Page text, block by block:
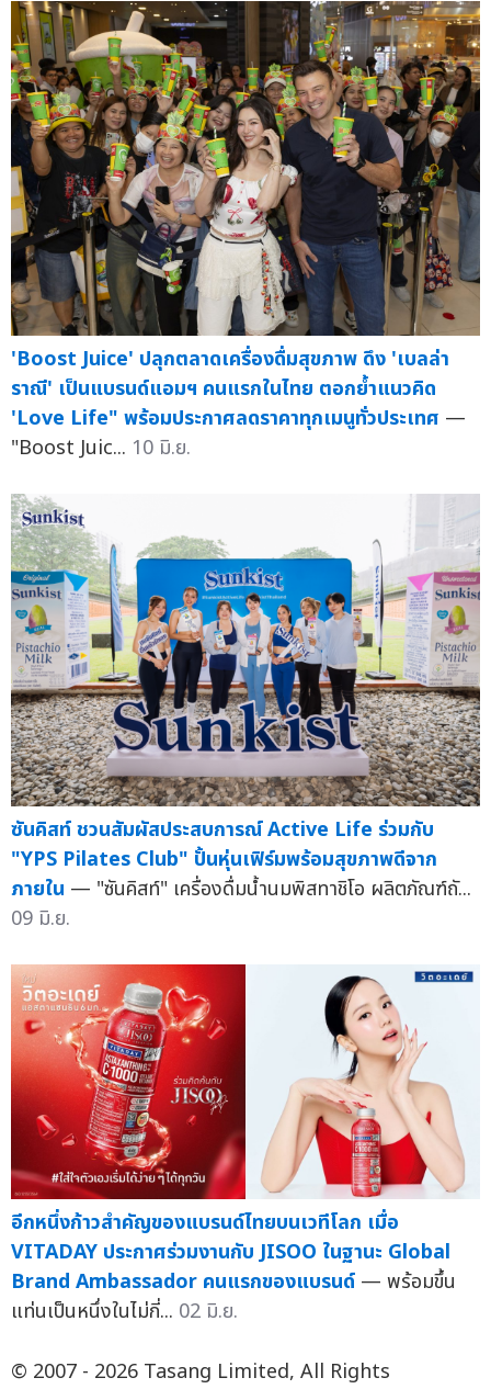
'Boost Juice' ปลุกตลาดเครื่องดื่มสุขภาพ ดึง 'เบลล่า
ราณี' เป็นแบรนด์แอมฯ คนแรกในไทย ตอกย้ำแนวคิด
'Love Life" พร้อมประกาศลดราคาทุกเมนูทั่วประเทศ —
"Boost Juic... 10 มิ.ย.
ซันคิสท์ ชวนสัมผัสประสบการณ์ Active Life ร่วมกับ
"YPS Pilates Club" ปั้นหุ่นเฟิร์มพร้อมสุขภาพดีจาก
ภายใน — "ซันคิสท์" เครื่องดื่มน้ำนมพิสทาชิโอ ผลิตภัณฑ์ถั...
09 มิ.ย.
อีกหนึ่งก้าวสำคัญของแบรนด์ไทยบนเวทีโลก เมื่อ
VITADAY ประกาศร่วมงานกับ JISOO ในฐานะ Global
Brand Ambassador คนแรกของแบรนด์ — พร้อมขึ้น
แท่นเป็นหนึ่งในไม่กี่... 02 มิ.ย.
© 2007 - 2026 Tasang Limited, All Rights